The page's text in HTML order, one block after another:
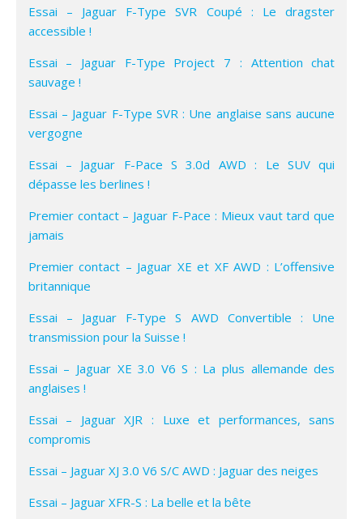
Essai – Jaguar F-Type SVR Coupé : Le dragster
accessible !
Essai – Jaguar F-Type Project 7 : Attention chat
sauvage !
Essai – Jaguar F-Type SVR : Une anglaise sans aucune
vergogne
Essai – Jaguar F-Pace S 3.0d AWD : Le SUV qui
dépasse les berlines !
Premier contact – Jaguar F-Pace : Mieux vaut tard que
jamais
Premier contact – Jaguar XE et XF AWD : L’offensive
britannique
Essai – Jaguar F-Type S AWD Convertible : Une
transmission pour la Suisse !
Essai – Jaguar XE 3.0 V6 S : La plus allemande des
anglaises !
Essai – Jaguar XJR : Luxe et performances, sans
compromis
Essai – Jaguar XJ 3.0 V6 S/C AWD : Jaguar des neiges
Essai – Jaguar XFR-S : La belle et la bête